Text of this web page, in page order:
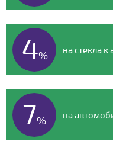
4% на стекла к
7% на